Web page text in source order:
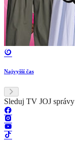
Najvyšší čas
Sleduj TV JOJ správy